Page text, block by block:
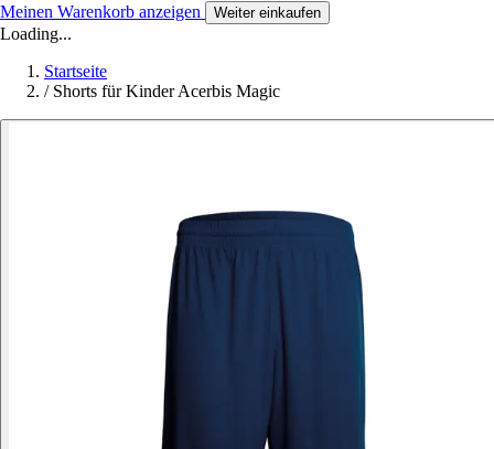
Meinen Warenkorb anzeigen Weiter einkaufen
Loading...
Startseite
/ Shorts für Kinder Acerbis Magic